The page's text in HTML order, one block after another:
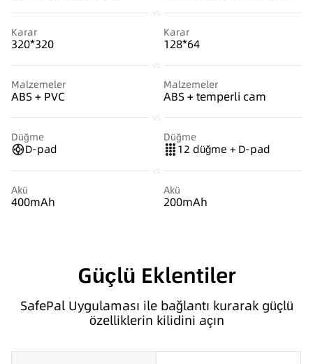
vs
Karar
320*320
Karar
128*64
vs
Malzemeler
ABS + PVC
Malzemeler
ABS + temperli cam
vs
Düğme
D-pad
Düğme
12 düğme + D-pad
vs
Akü
400mAh
Akü
200mAh
Güçlü Eklentiler
SafePal Uygulaması ile bağlantı kurarak güçlü
özelliklerin kilidini açın